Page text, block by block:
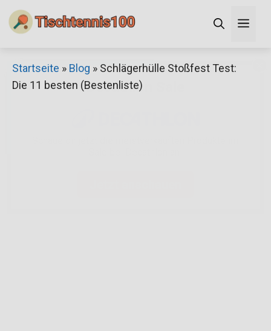
Zum
Inhalt
Startseite » Blog » Schlägerhülle Stoßfest Test:
Die 11 besten (Bestenliste)
Decathlon Sale